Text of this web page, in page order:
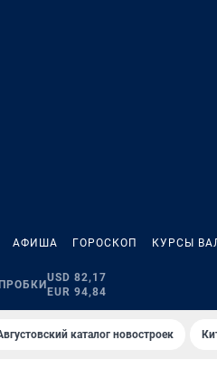
АФИША ГОРОСКОП КУРСЫ
USD 82,17
EUR 94,84
каталог новостроек